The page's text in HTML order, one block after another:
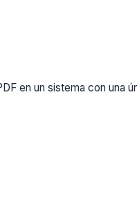
en un sistema con una